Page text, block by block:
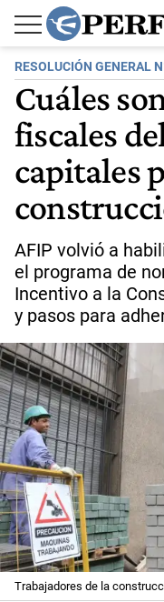
RESOLUCIÓN GENERAL
Cuáles
fiscales
capitales
AFIP volvió a
el programa de
Incentivo a la
y pasos para
Trabajadores de la